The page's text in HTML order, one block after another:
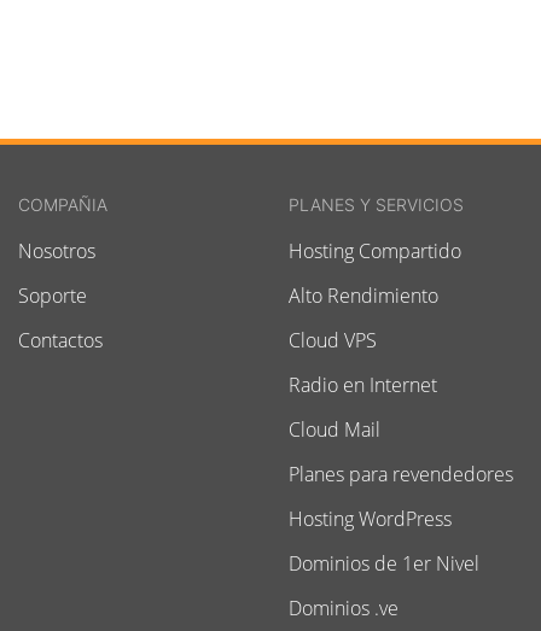
COMPAÑIA
Nosotros
Soporte
Contactos
PLANES Y SERVICIOS
Hosting Compartido
Alto Rendimiento
Cloud VPS
Radio en Internet
Cloud Mail
Planes para revendedores
Hosting WordPress
Dominios de 1er Nivel
Dominios .ve